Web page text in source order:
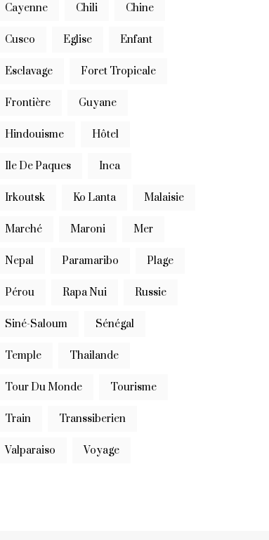
Cayenne Chili Chine
Cusco Eglise Enfant
Esclavage Foret Tropicale
Frontière Guyane
Hindouisme Hôtel
Ile De Paques Inca
Irkoutsk Ko Lanta Malaisie
Marché Maroni Mer
Nepal Paramaribo Plage
Pérou Rapa Nui Russie
Siné-Saloum Sénégal
Temple Thailande
Tour Du Monde Tourisme
Train Transsiberien
Valparaiso Voyage